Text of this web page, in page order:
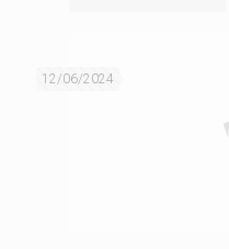
12/06/2024